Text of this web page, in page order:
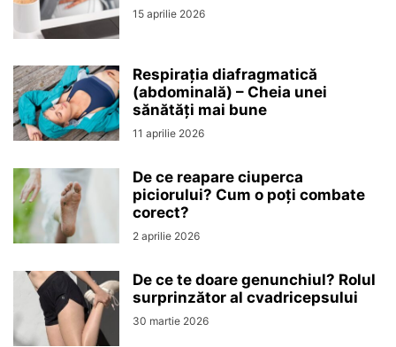
15 aprilie 2026
Respirația diafragmatică
(abdominală) – Cheia unei
sănătăți mai bune
11 aprilie 2026
De ce reapare ciuperca
piciorului? Cum o poți combate
corect?
2 aprilie 2026
De ce te doare genunchiul? Rolul
surprinzător al cvadricepsului
30 martie 2026